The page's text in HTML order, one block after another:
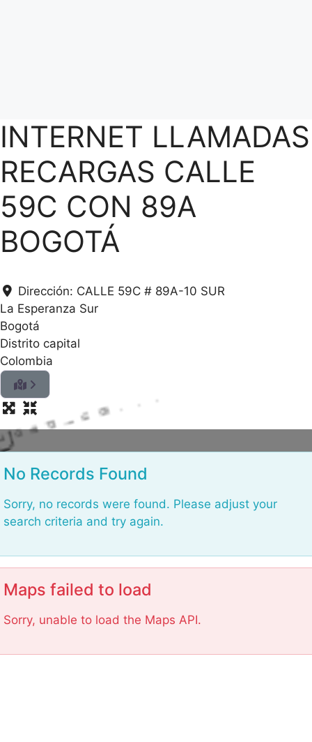
INTERNET LLAMADAS
RECARGAS CALLE
59C CON 89A
BOGOTÁ
Dirección: CALLE 59C # 89A-10 SUR
La Esperanza Sur
Bogotá
Distrito capital
Colombia
No Records Found
Sorry, no records were found. Please adjust your
search criteria and try again.
Maps failed to load
Sorry, unable to load the Maps API.